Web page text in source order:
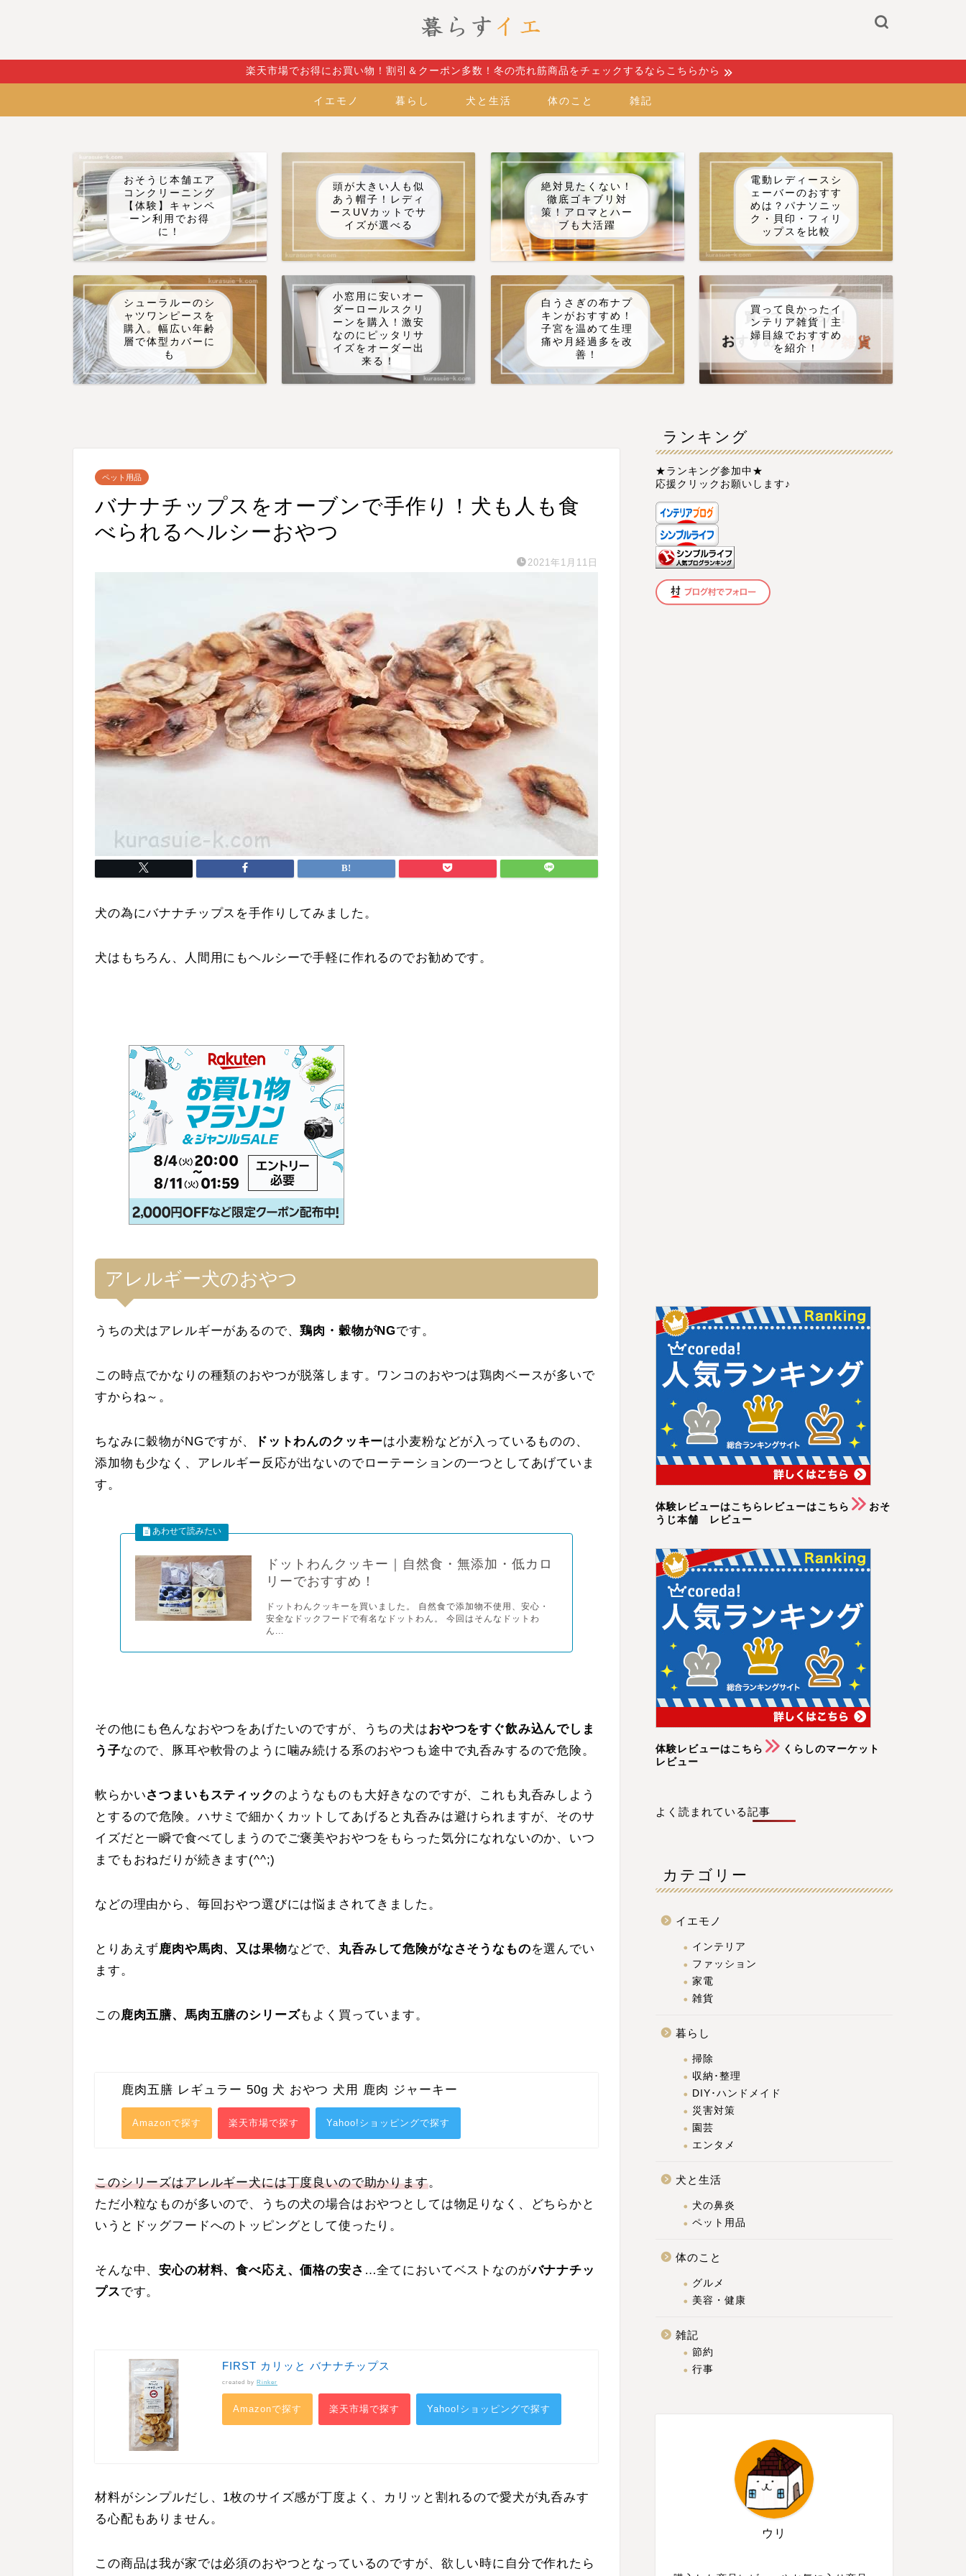
楽天市場でお得にお買い物！割引＆クーポン多数！冬の売れ筋商品をチェックするならこちらから
イエモノ 暮らし 犬と生活 体のこと 雑記
おそうじ本舗エア
コンクリーニング
【体験】キャンペ
ーン利用でお得
に！
頭が大きい人も似
あう帽子！レディ
ースUVカットでサ
イズが選べる
絶対見たくない！
徹底ゴキブリ対
策！アロマとハー
ブも大活躍
電動レディースシ
ェーバーのおすす
めは？パナソニッ
ク・貝印・フィリ
ップスを比較
シューラルーのシ
ャツワンピースを
購入。幅広い年齢
層で体型カバーに
も
小窓用に安いオー
ダーロールスクリ
ーンを購入！激安
なのにピッタリサ
イズをオーダー出
来る！
白うさぎの布ナプ
キンがおすすめ！
子宮を温めて生理
痛や月経過多を改
善！
買って良かったイ
ンテリア雑貨｜主
婦目線でおすすめ
を紹介！
ペット用品
バナナチップスをオーブンで手作り！犬も人も食
べられるヘルシーおやつ
2021年1月11日
犬の為にバナナチップスを手作りしてみました。
犬はもちろん、人間用にもヘルシーで手軽に作れるのでお勧めです。
アレルギー犬のおやつ
うちの犬はアレルギーがあるので、鶏肉・穀物がNGです。
この時点でかなりの種類のおやつが脱落します。ワンコのおやつは鶏肉ベースが多いで
すからね～。
ちなみに穀物がNGですが、 ドットわんのクッキーは小麦粉などが入っているものの、
添加物も少なく、アレルギー反応が出ないのでローテーションの一つとしてあげていま
す。
ドットわんクッキー｜自然食・無添加・低カロ
リーでおすすめ！
ドットわんクッキーを買いました。 自然食で添加物不使用、安心・
安全なドックフードで有名なドットわん。 今回はそんなドットわ
ん...
その他にも色んなおやつをあげたいのですが、うちの犬はおやつをすぐ飲み込んでしま
う子なので、豚耳や軟骨のように噛み続ける系のおやつも途中で丸呑みするので危険。
軟らかいさつまいもスティックのようなものも大好きなのですが、これも丸呑みしよう
とするので危険。ハサミで細かくカットしてあげると丸呑みは避けられますが、そのサ
イズだと一瞬で食べてしまうのでご褒美やおやつをもらった気分になれないのか、いつ
までもおねだりが続きます(^^;)
などの理由から、毎回おやつ選びには悩まされてきました。
とりあえず鹿肉や馬肉、又は果物などで、 丸呑みして危険がなさそうなものを選んでい
ます。
この鹿肉五膳、馬肉五膳のシリーズもよく買っています。
鹿肉五膳 レギュラー 50g 犬 おやつ 犬用 鹿肉 ジャーキー
Amazonで探す 楽天市場で探す Yahoo!ショッピングで探す
このシリーズはアレルギー犬には丁度良いので助かります。
ただ小粒なものが多いので、うちの犬の場合はおやつとしては物足りなく、どちらかと
いうとドッグフードへのトッピングとして使ったり。
そんな中、安心の材料、食べ応え、価格の安さ …全てにおいてベストなのがバナナチッ
プスです。
FIRST カリッと バナナチップス
created by Rinker
Amazonで探す 楽天市場で探す Yahoo!ショッピングで探す
材料がシンプルだし、1枚のサイズ感が丁度よく、カリッと割れるので愛犬が丸呑みす
る心配もありません。
この商品は我が家では必須のおやつとなっているのですが、欲しい時に自分で作れたら
ランキング
★ランキング参加中★
応援クリックお願いします♪
体験レビューはこちらレビューはこちら
おそ
うじ本舗 レビュー
体験レビューはこちら
くらしのマーケット
レビュー
よく読まれている記事
カテゴリー
イエモノ
インテリア
ファッション
家電
雑貨
暮らし
掃除
収納･整理
DIY･ハンドメイド
災害対策
園芸
エンタメ
犬と生活
犬の鼻炎
ペット用品
体のこと
グルメ
美容・健康
雑記
節約
行事
ウリ